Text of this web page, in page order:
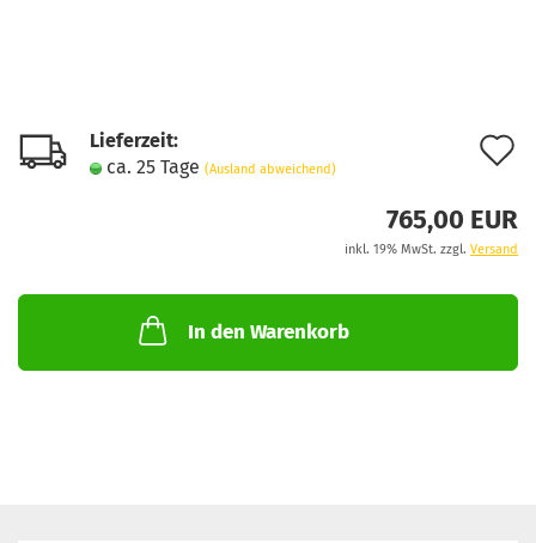
Lieferzeit:
ca. 25 Tage (Ausland abweichend)
765,00 EUR
inkl. 19% MwSt. zzgl. Versand
In den Warenkorb